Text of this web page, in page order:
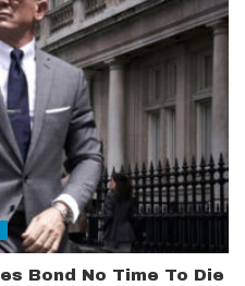
Bond No Time To Die